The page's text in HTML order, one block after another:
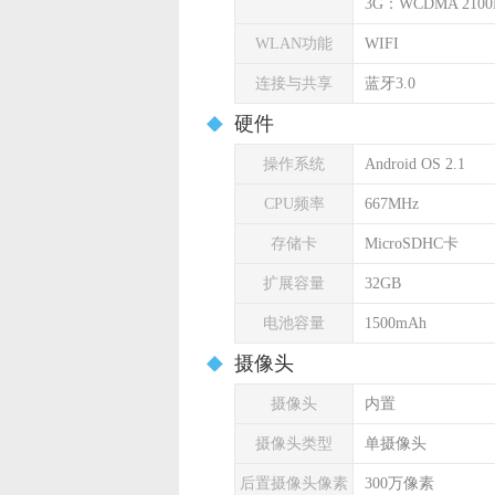
3G：WCDMA
WLAN功能 WIFI
连接与共享 蓝牙3.0
硬件
操作系统 Android OS 2.1
CPU频率 667MHz
存储卡 MicroSDHC卡
扩展容量 32GB
电池容量 1500mAh
摄像头
摄像头 内置
摄像头类型 单摄像头
后置摄像头像素 300万像素